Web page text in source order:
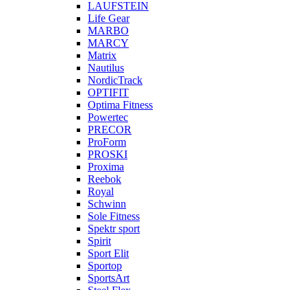
LAUFSTEIN
Life Gear
MARBO
MARCY
Matrix
Nautilus
NordicTrack
OPTIFIT
Optima Fitness
Powertec
PRECOR
ProForm
PROSKI
Proxima
Reebok
Royal
Schwinn
Sole Fitness
Spektr sport
Spirit
Sport Elit
Sportop
SportsArt